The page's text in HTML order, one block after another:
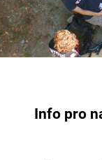
Info pro